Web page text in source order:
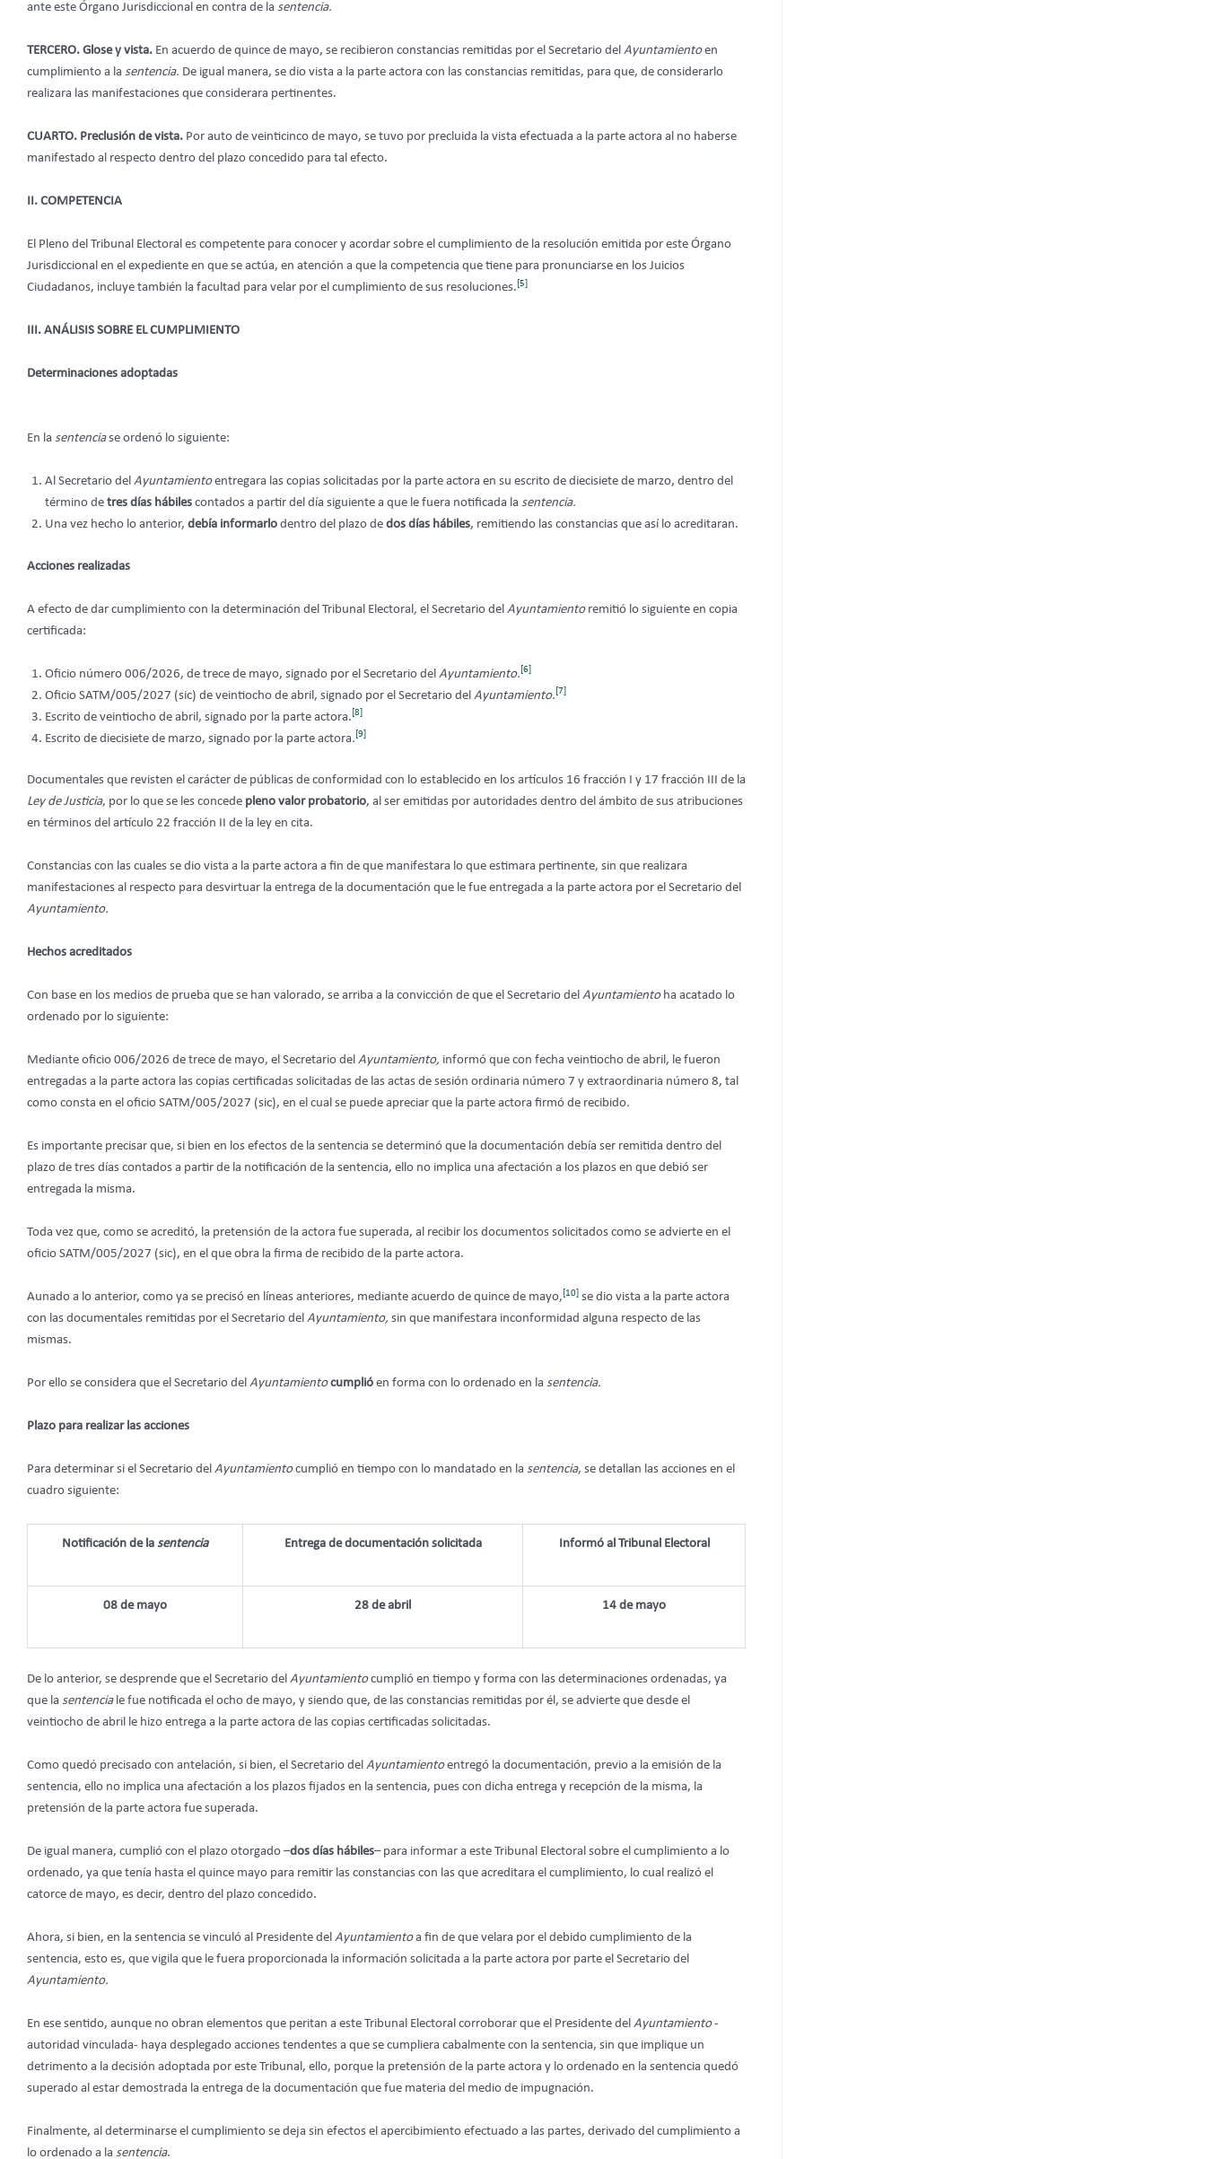
ante este Órgano Jurisdiccional en contra de la sentencia.
TERCERO. Glose y vista. En acuerdo de quince de mayo, se recibieron constancias remitidas por el Secretario del Ayuntamientoen
cumplimiento a la sentencia. De igual manera, se dio vista a la parte actora con las constancias remitidas, para que, de considerarlo
realizara las manifestaciones que considerara pertinentes.
CUARTO. Preclusión de vista. Por auto de veinticinco de mayo, se tuvo por precluida la vista efectuada a la parte actora al no haberse
manifestado al respecto dentro del plazo concedido para tal efecto.
II. COMPETENCIA
El Pleno del Tribunal Electoral es competente para conocer y acordar sobre el cumplimiento de la resolución emitida por este Órgano
Jurisdiccional en el expediente en que se actúa, en atención a que la competencia que tiene para pronunciarse en los Juicios
Ciudadanos, incluye también la facultad para velar por el cumplimiento de sus resoluciones. [5]
III. ANÁLISIS SOBRE EL CUMPLIMIENTO
Determinaciones adoptadas
En la sentenciase ordenó lo siguiente:
Al Secretario del Ayuntamientoentregara las copias solicitadas por la parte actora en su escrito de diecisiete de marzo, dentro del
término de tres días hábiles contados a partir del día siguiente a que le fuera notificada la sentencia.
Una vez hecho lo anterior, debía informarlo dentro del plazo de dos días hábiles, remitiendo las constancias que así lo acreditaran.
Acciones realizadas
A efecto de dar cumplimiento con la determinación del Tribunal Electoral , el Secretario del Ayuntamiento remitió lo siguiente en copia
certificada:
Oficio número 006/2026, de trece de mayo, signado por el Secretario del Ayuntamiento. [6]
Oficio SATM/005/2027 (sic) de veintiocho de abril, signado por el Secretario del Ayuntamiento. [7]
Escrito de veintiocho de abril, signado por la parte actora. [8]
Escrito de diecisiete de marzo, signado por la parte actora. [9]
Documentales que revisten el carácter de públicas de conformidad con lo establecido en los artículos 16 fracción I y 17 fracción III de la
Ley de Justicia, por lo que se les concede pleno valor probatorio, al ser emitidas por autoridades dentro del ámbito de sus atribuciones
en términos del artículo 22 fracción II de la ley en cita.
Constancias con las cuales se dio vista a la parte actora a fin de que manifestara lo que estimara pertinente, sin que realizara
manifestaciones al respecto para desvirtuar la entrega de la documentación que le fue entregada a la parte actora por el Secretario del
Ayuntamiento.
Hechos acreditados
Con base en los medios de prueba que se han valorado, se arriba a la convicción de que el Secretario del Ayuntamientoha acatado lo
ordenado por lo siguiente:
Mediante oficio 006/2026 de trece de mayo, el Secretario del Ayuntamiento, informó que con fecha veintiocho de abril, le fueron
entregadas a la parte actora las copias certificadas solicitadas de las actas de sesión ordinaria número 7 y extraordinaria número 8, tal
como consta en el oficio SATM/005/2027 (sic), en el cual se puede apreciar que la parte actora firmó de recibido.
Es importante precisar que, si bien en los efectos de la sentencia se determinó que la documentación debía ser remitida dentro del
plazo de tres días contados a partir de la notificación de la sentencia, ello no implica una afectación a los plazos en que debió ser
entregada la misma.
Toda vez que, como se acreditó, la pretensión de la actora fue superada, al recibir los documentos solicitados como se advierte en el
oficio SATM/005/2027 (sic), en el que obra la firma de recibido de la parte actora.
Aunado a lo anterior, como ya se precisó en líneas anteriores, mediante acuerdo de quince de mayo, [10] se dio vista a la parte actora
con las documentales remitidas por el Secretario del Ayuntamiento, sin que manifestara inconformidad alguna respecto de las
mismas.
Por ello se considera que el Secretario del Ayuntamiento cumplió en forma con lo ordenado en la sentencia.
Plazo para realizar las acciones
Para determinar si el Secretario del Ayuntamientocumplió en tiempo con lo mandatado en la sentencia, se detallan las acciones en el
cuadro siguiente:
Notificación de la sentencia Entrega de documentación solicitada Informó al Tribunal Electoral
08 de mayo 28 de abril 14 de mayo
De lo anterior, se desprende que el Secretario del Ayuntamientocumplió en tiempo y forma con las determinaciones ordenadas, ya
que la sentencia le fue notificada el ocho de mayo, y siendo que, de las constancias remitidas por él, se advierte que desde el
veintiocho de abril le hizo entrega a la parte actora de las copias certificadas solicitadas.
Como quedó precisado con antelación, si bien, el Secretario del Ayuntamientoentregó la documentación, previo a la emisión de la
sentencia, ello no implica una afectación a los plazos fijados en la sentencia, pues con dicha entrega y recepción de la misma, la
pretensión de la parte actora fue superada.
De igual manera, cumplió con el plazo otorgado –dos días hábiles– para informar a este Tribunal Electoral sobre el cumplimiento a lo
ordenado, ya que tenía hasta el quince mayo para remitir las constancias con las que acreditara el cumplimiento, lo cual realizó el
catorce de mayo, es decir, dentro del plazo concedido.
Ahora, si bien, en la sentencia se vinculó al Presidente del Ayuntamientoa fin de que velara por el debido cumplimiento de la
sentencia, esto es, que vigila que le fuera proporcionada la información solicitada a la parte actora por parte el Secretario del
Ayuntamiento.
En ese sentido, aunque no obran elementos que peritan a este Tribunal Electoral corroborar que el Presidente del Ayuntamiento-
autoridad vinculada- haya desplegado acciones tendentes a que se cumpliera cabalmente con la sentencia, sin que implique un
detrimento a la decisión adoptada por este Tribunal, ello, porque la pretensión de la parte actora y lo ordenado en la sentencia quedó
superado al estar demostrada la entrega de la documentación que fue materia del medio de impugnación.
Finalmente, al determinarse el cumplimiento se deja sin efectos el apercibimiento efectuado a las partes, derivado del cumplimiento a
lo ordenado a la sentencia.